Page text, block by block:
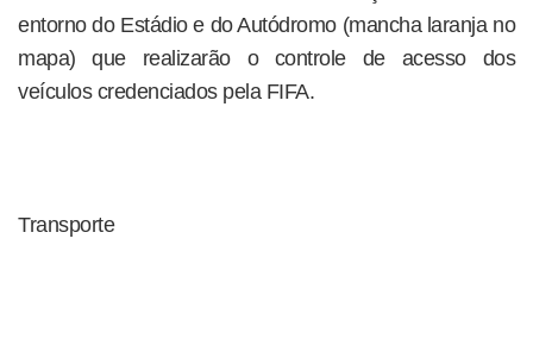
entorno do Estádio e do Autódromo (mancha laranja no
mapa) que realizarão o controle de acesso dos
veículos credenciados pela FIFA.
Transporte